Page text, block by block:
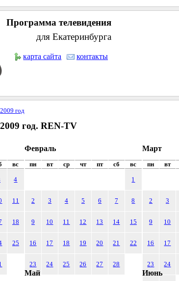
Программа телевидения
для Екатеринбурга
карта сайта контакты
2009 год
год. REN-TV
вс
4
11
18
25
Февраль
пн вт ср чт пт сб вс
1
2 3 4 5 6 7 8
9 10 11 12 13 14 15
16 17 18 19 20 21 22
23 24 25 26 27 28
Март
пн вт
2 3
9 10
16 17
23 24
Май Июнь